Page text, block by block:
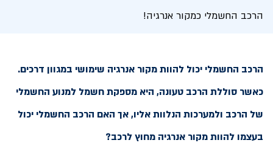
הרכב החשמלי כמקור אנרגיה!
הרכב החשמלי יכול להוות מקור אנרגיה שימושי במגוון דרכים.
כאשר סוללת הרכב טעונה, היא מספקת חשמל למנוע החשמלי
של הרכב ולמערכות הנלוות אליו, אך האם הרכב החשמלי יכול
בעצמו להוות מקור אנרגיה מחוץ לרכב?